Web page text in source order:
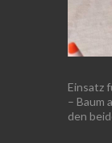
Einsatz
– Baum
den